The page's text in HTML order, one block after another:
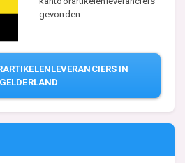
gevonden
IN
GELDERLAND